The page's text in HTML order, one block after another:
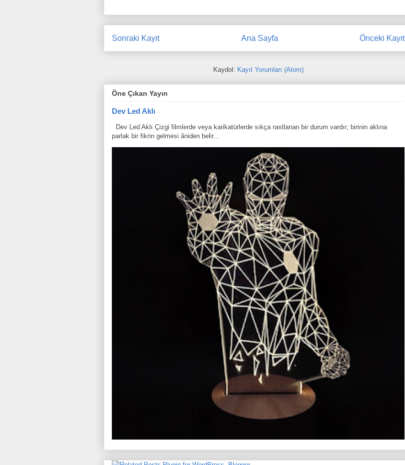
Sonraki Kayıt Önceki Kayıt
Ana Sayfa
Kaydol: Kayıt Yorumları (Atom)
Öne Çıkan Yayın
Dev Led Aklı
Dev Led Aklı Çizgi filmlerde veya karikatürlerde sıkça rastlanan bir durum vardır; birinin aklına
parlak bir fikrin gelmesi âniden belir...